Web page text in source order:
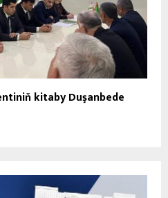
kitaby Duşanbede